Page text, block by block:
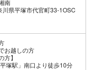
南
県平塚市代官町33-1OSC
お越しの方
方】
塚駅」南口より徒歩10分